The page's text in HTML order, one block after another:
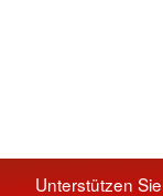
Unterstützen